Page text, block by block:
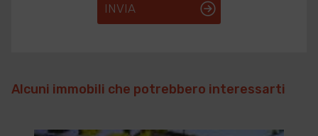
INVIA
Alcuni immobili che potrebbero interessarti